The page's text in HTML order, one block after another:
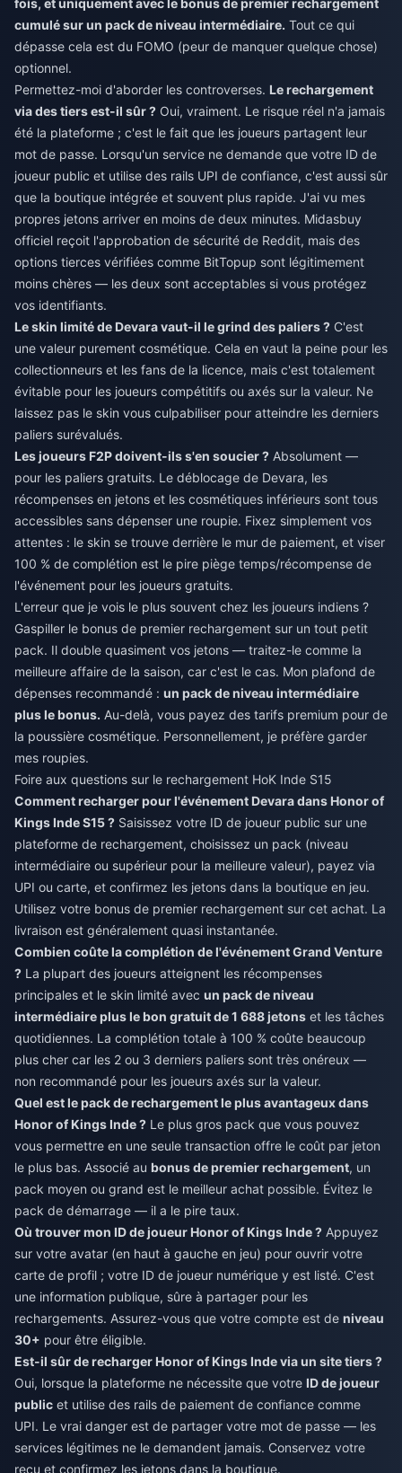
fois, et uniquement avec le bonus de premier rechargement
cumulé sur un pack de niveau intermédiaire. Tout ce qui
dépasse cela est du FOMO (peur de manquer quelque chose)
optionnel.
Permettez-moi d'aborder les controverses. Le rechargement
via des tiers est-il sûr ? Oui, vraiment. Le risque réel n'a jamais
été la plateforme ; c'est le fait que les joueurs partagent leur
mot de passe. Lorsqu'un service ne demande que votre ID de
joueur public et utilise des rails UPI de confiance, c'est aussi sûr
que la boutique intégrée et souvent plus rapide. J'ai vu mes
propres jetons arriver en moins de deux minutes. Midasbuy
officiel reçoit l'approbation de sécurité de Reddit, mais des
options tierces vérifiées comme BitTopup sont légitimement
moins chères — les deux sont acceptables si vous protégez
vos identifiants.
Le skin limité de Devara vaut-il le grind des paliers ? C'est
une valeur purement cosmétique. Cela en vaut la peine pour les
collectionneurs et les fans de la licence, mais c'est totalement
évitable pour les joueurs compétitifs ou axés sur la valeur. Ne
laissez pas le skin vous culpabiliser pour atteindre les derniers
paliers surévalués.
Les joueurs F2P doivent-ils s'en soucier ? Absolument —
pour les paliers gratuits. Le déblocage de Devara, les
récompenses en jetons et les cosmétiques inférieurs sont tous
accessibles sans dépenser une roupie. Fixez simplement vos
attentes : le skin se trouve derrière le mur de paiement, et viser
100 % de complétion est le pire piège temps/récompense de
l'événement pour les joueurs gratuits.
L'erreur que je vois le plus souvent chez les joueurs indiens ?
Gaspiller le bonus de premier rechargement sur un tout petit
pack. Il double quasiment vos jetons — traitez-le comme la
meilleure affaire de la saison, car c'est le cas. Mon plafond de
dépenses recommandé : un pack de niveau intermédiaire
plus le bonus. Au-delà, vous payez des tarifs premium pour de
la poussière cosmétique. Personnellement, je préfère garder
mes roupies.
Foire aux questions sur le rechargement HoK Inde S15
Comment recharger pour l'événement Devara dans Honor of
Kings Inde S15 ? Saisissez votre ID de joueur public sur une
plateforme de rechargement, choisissez un pack (niveau
intermédiaire ou supérieur pour la meilleure valeur), payez via
UPI ou carte, et confirmez les jetons dans la boutique en jeu.
Utilisez votre bonus de premier rechargement sur cet achat. La
livraison est généralement quasi instantanée.
Combien coûte la complétion de l'événement Grand Venture
? La plupart des joueurs atteignent les récompenses
principales et le skin limité avec un pack de niveau
intermédiaire plus le bon gratuit de 1 688 jetons et les tâches
quotidiennes. La complétion totale à 100 % coûte beaucoup
plus cher car les 2 ou 3 derniers paliers sont très onéreux —
non recommandé pour les joueurs axés sur la valeur.
Quel est le pack de rechargement le plus avantageux dans
Honor of Kings Inde ? Le plus gros pack que vous pouvez
vous permettre en une seule transaction offre le coût par jeton
le plus bas. Associé au bonus de premier rechargement, un
pack moyen ou grand est le meilleur achat possible. Évitez le
pack de démarrage — il a le pire taux.
Où trouver mon ID de joueur Honor of Kings Inde ? Appuyez
sur votre avatar (en haut à gauche en jeu) pour ouvrir votre
carte de profil ; votre ID de joueur numérique y est listé. C'est
une information publique, sûre à partager pour les
rechargements. Assurez-vous que votre compte est de niveau
30+ pour être éligible.
Est-il sûr de recharger Honor of Kings Inde via un site tiers ?
Oui, lorsque la plateforme ne nécessite que votre ID de joueur
public et utilise des rails de paiement de confiance comme
UPI. Le vrai danger est de partager votre mot de passe — les
services légitimes ne le demandent jamais. Conservez votre
reçu et confirmez les jetons dans la boutique.